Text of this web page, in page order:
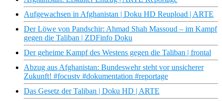
Aufgewachsen in Afghanistan | Doku HD Reupload | ARTE
Der Löwe von Pandschir: Ahmad Shah Massoud – im Kampf
gegen die Taliban | ZDFinfo Doku
Der geheime Kampf des Westens gegen die Taliban | frontal
Abzug aus Afghanistan: Bundeswehr steht vor unsicherer
Zukunft! #focustv #dokumentation #reportage
Das Gesetz der Taliban | Doku HD | ARTE